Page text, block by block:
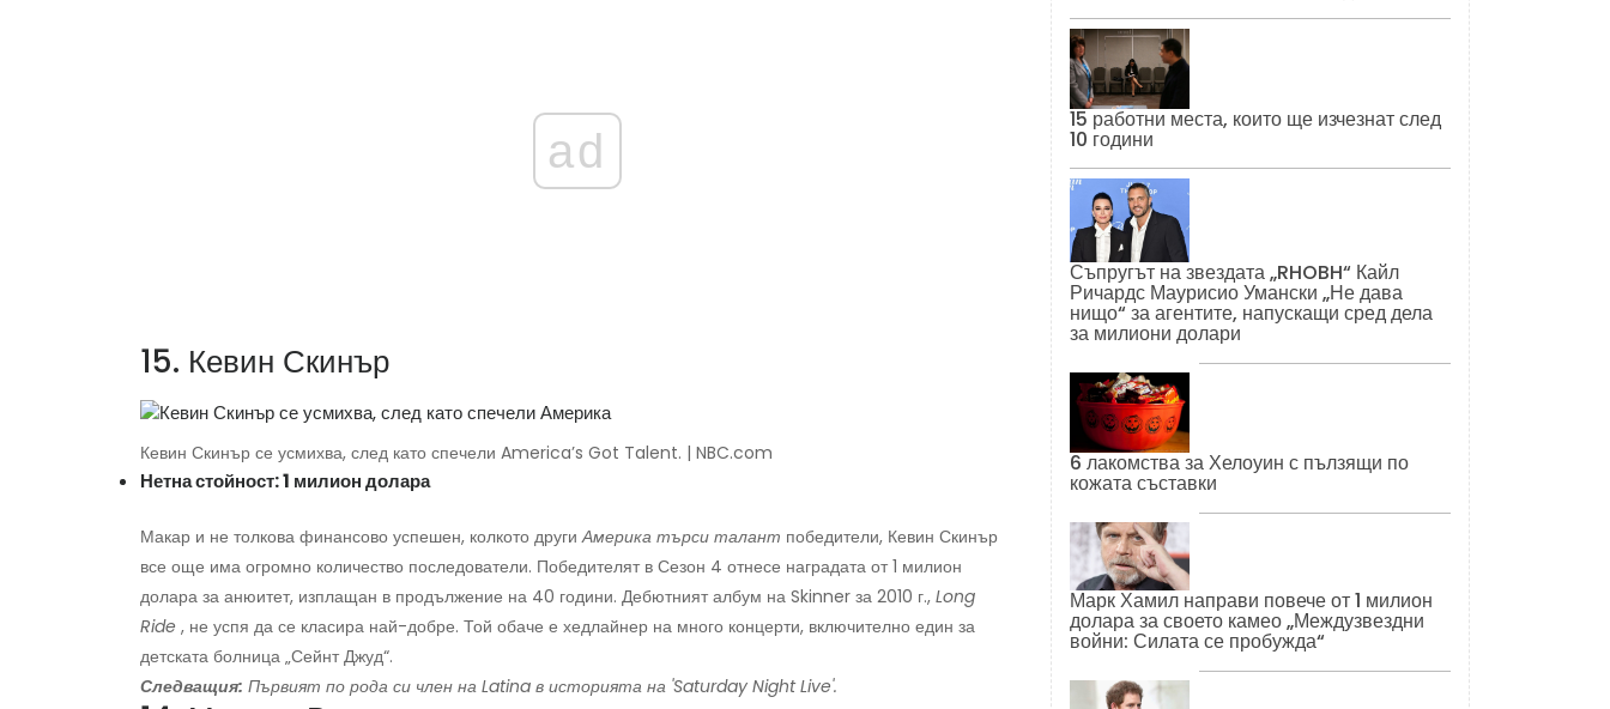
ad
15. Кевин Скинър
Кевин Скинър се усмихва, след като спечели America’s Got Talent. | NBC.com
Нетна стойност: 1 милион долара
Макар и не толкова финансово успешен, колкото другиАмерика търси талант победители, Кевин Скинър
все още има огромно количество последователи. Победителят в Сезон 4 отнесе наградата от 1 милион
долара за анюитет, изплащан в продължение на 40 години. Дебютният албум на Skinner за 2010 г., Long
Ride , не успя да се класира най-добре. Той обаче е хедлайнер на много концерти, включително един за
детската болница „Сейнт Джуд“.
Следващия: Първият по рода си член на Latina в историята на 'Saturday Night Live'.
15 работни места, които ще изчезнат след
10 години
Съпругът на звездата „RHOBH“ Кайл
Ричардс Маурисио Умански „Не дава
нищо“ за агентите, напускащи сред дела
за милиони долари
6 лакомства за Хелоуин с пълзящи по
кожата съставки
Марк Хамил направи повече от 1 милион
долара за своето камео „Междузвездни
войни: Силата се пробужда“